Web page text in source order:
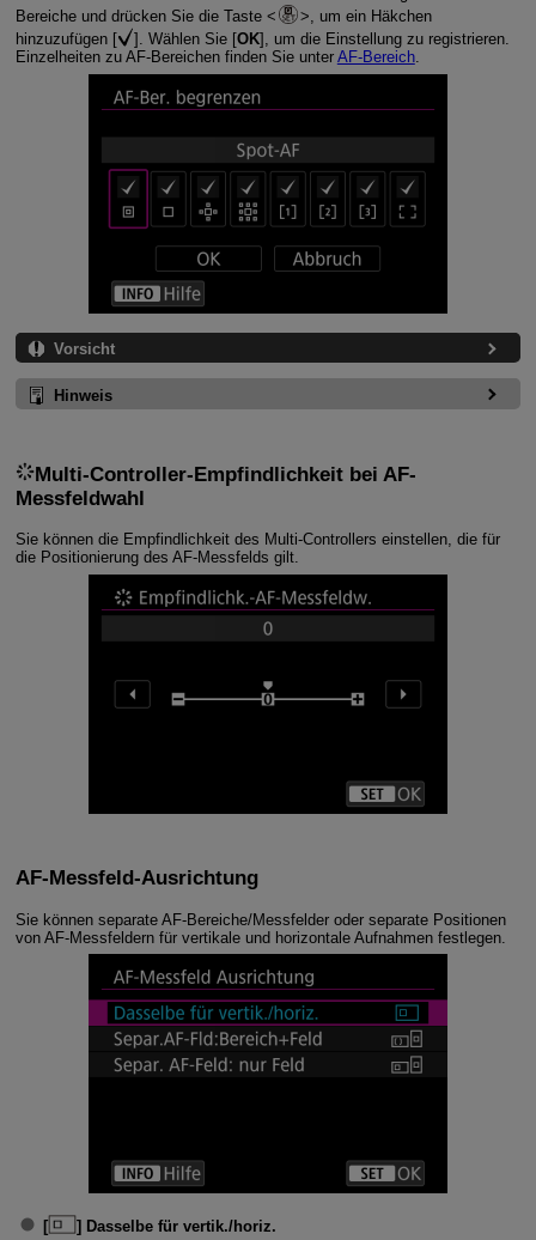
Bereiche und drücken Sie die Taste
, um ein Häkchen
hinzuzufügen [
]. Wählen Sie [OK], um die Einstellung zu registrieren.
Einzelheiten zu AF-Bereichen finden Sie unter AF-Bereich.
Vorsicht
Hinweis
Multi-Controller-Empfindlichkeit bei AF-
Messfeldwahl
Sie können die Empfindlichkeit des Multi-Controllers einstellen, die für
die Positionierung des AF-Messfelds gilt.
AF-Messfeld-Ausrichtung
Sie können separate AF-Bereiche/Messfelder oder separate Positionen
von AF-Messfeldern für vertikale und horizontale Aufnahmen festlegen.
[ ] Dasselbe für vertik./horiz.